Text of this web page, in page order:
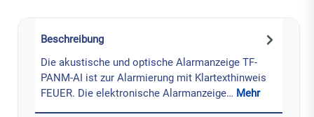
Beschreibung
Die akustische und optische Alarmanzeige TF-
PANM-AI ist zur Alarmierung mit Klartexthinweis
FEUER. Die elektronische Alarmanzeige… Mehr